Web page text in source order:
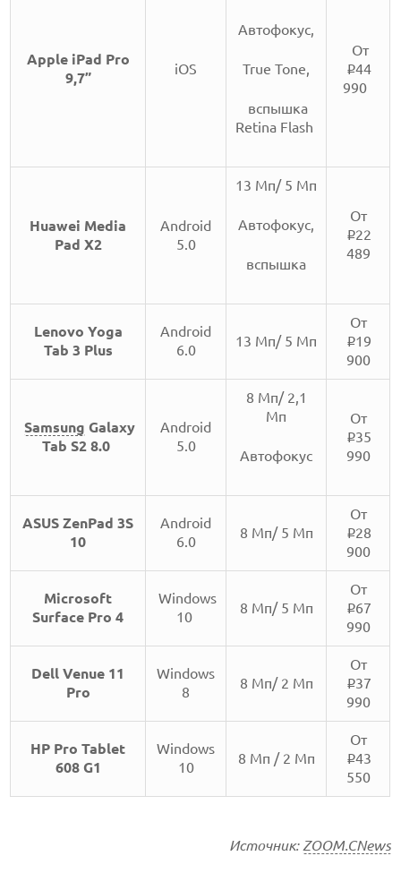
Apple iPad Pro
9,7”
iOS
Автофокус,
True Tone,
вспышка
Retina Flash
От
i44
990
Huawei Media
Pad X2
Android
5.0
13 Мп/ 5 Мп
Автофокус,
вспышка
От
i22
489
Lenovo Yoga
Tab 3 Plus
Android
6.0
13 Мп/ 5 Мп
От
i19
900
Samsung Galaxy
Tab S2 8.0
Android
5.0
8 Мп/ 2,1
Мп
Автофокус
От
i35
990
ASUS ZenPad 3S
10
Android
6.0
8 Мп/ 5 Мп
От
i28
900
Microsoft
Surface Pro 4
Windows
10
8 Мп/ 5 Мп
От
i67
990
Dell Venue 11
Pro
Windows
8
8 Мп/ 2 Мп
От
i37
990
HP Pro Tablet
608 G1
Windows
10
8 Мп / 2 Мп
От
i43
550
Источник: ZOOM.CNews